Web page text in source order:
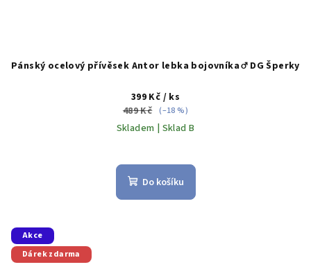
Pánský ocelový přívěsek Antor lebka bojovníka ♂️ DG Šperky
399 Kč / ks
489 Kč (–18 %)
Skladem | Sklad B
Do košíku
Akce
Dárek zdarma